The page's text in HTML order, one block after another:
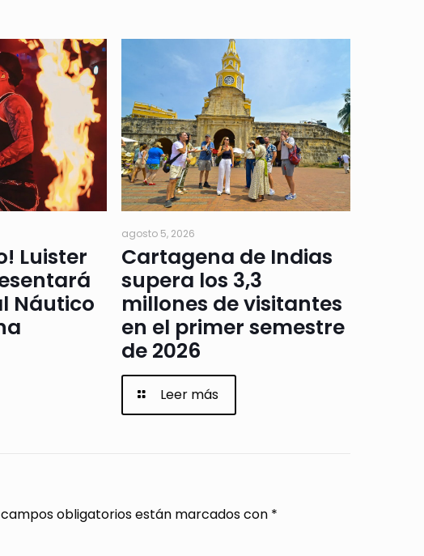
Luister
Náutico
agosto 5, 2026
Cartagena de Indias
supera los 3,3
millones de visitantes
en el primer semestre
de 2026
Leer más
campos obligatorios están marcados con *